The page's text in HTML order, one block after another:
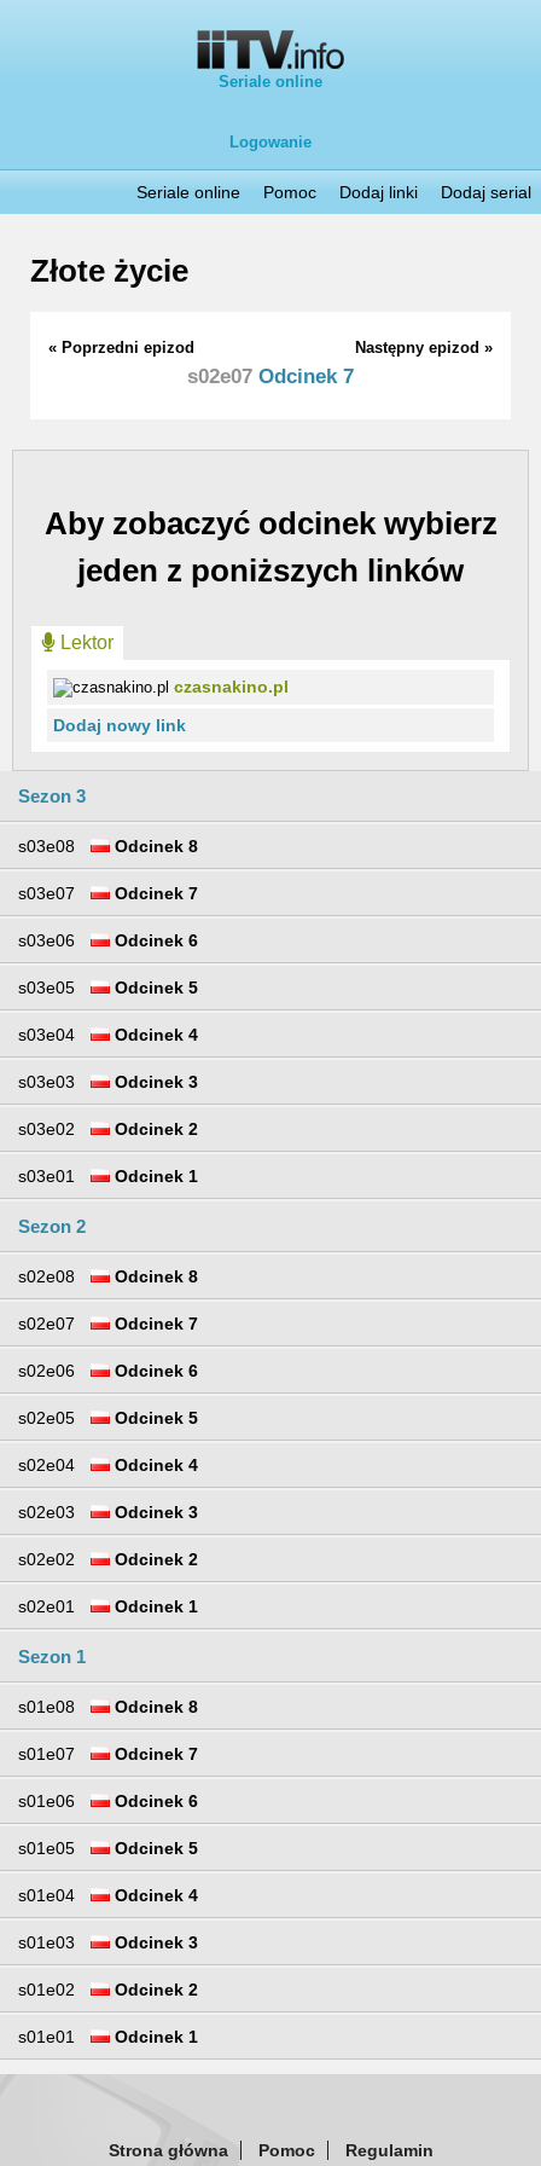
Seriale online
Logowanie
Seriale online Pomoc Dodaj linki Dodaj serial
Złote życie
« Poprzedni epizod Następny epizod »
s02e07 Odcinek 7
Aby zobaczyć odcinek wybierz
jeden z poniższych linków
Lektor
czasnakino.pl
Dodaj nowy link
Sezon 3
s03e08 Odcinek 8
s03e07 Odcinek 7
s03e06 Odcinek 6
s03e05 Odcinek 5
s03e04 Odcinek 4
s03e03 Odcinek 3
s03e02 Odcinek 2
s03e01 Odcinek 1
Sezon 2
s02e08 Odcinek 8
s02e07 Odcinek 7
s02e06 Odcinek 6
s02e05 Odcinek 5
s02e04 Odcinek 4
s02e03 Odcinek 3
s02e02 Odcinek 2
s02e01 Odcinek 1
Sezon 1
s01e08 Odcinek 8
s01e07 Odcinek 7
s01e06 Odcinek 6
s01e05 Odcinek 5
s01e04 Odcinek 4
s01e03 Odcinek 3
s01e02 Odcinek 2
s01e01 Odcinek 1
Strona główna Pomoc Regulamin